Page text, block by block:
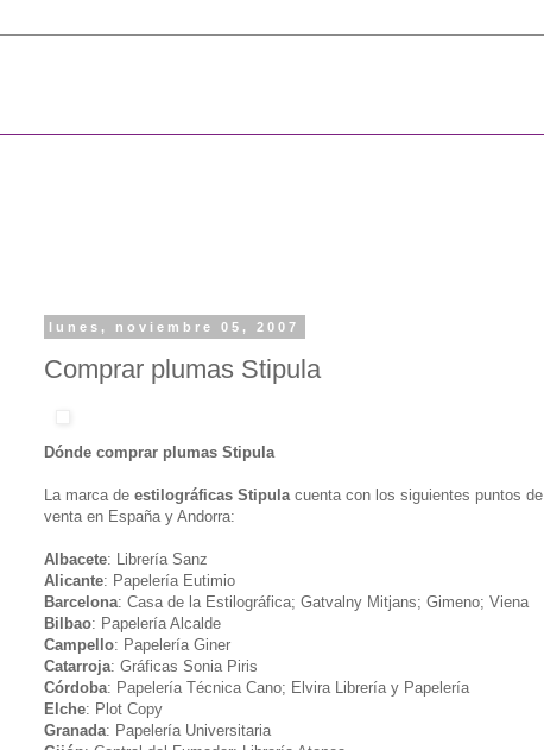
lunes, noviembre 05, 2007
Comprar plumas Stipula
Dónde comprar plumas Stipula
La marca de estilográficas Stipula cuenta con los siguientes puntos de
venta en España y Andorra:
Albacete: Librería Sanz
Alicante: Papelería Eutimio
Barcelona: Casa de la Estilográfica; Gatvalny Mitjans; Gimeno; Viena
Bilbao: Papelería Alcalde
Campello: Papelería Giner
Catarroja: Gráficas Sonia Piris
Córdoba: Papelería Técnica Cano; Elvira Librería y Papelería
Elche: Plot Copy
Granada: Papelería Universitaria